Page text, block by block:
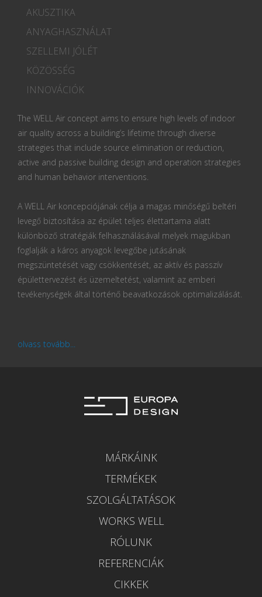
AKUSZTIKA
ANYAGHASZNÁLAT
SZELLEMI JÓLÉT
KÖZÖSSÉG
INNOVÁCIÓK
The WELL Air concept aims to ensure high levels of indoor
air quality across a building’s lifetime through diverse
strategies that include source elimination or reduction,
active and passive building design and operation strategies
and human behavior interventions.
A WELL Air koncepciójának célja a magas minőségű beltéri
levegő biztosítása az épület teljes élettartama alatt
különböző stratégiák felhasználásával melyek magukban
foglalják a káros anyagok levegőbe jutásának
megszüntetését vagy csökkentését, az aktív és passzív
épülettervezést és üzemeltetést, valamint az emberi
tevékenységek által történő beavatkozások optimalizálását.
olvass tovább...
MÁRKÁINK
TERMÉKEK
SZOLGÁLTATÁSOK
WORKS WELL
RÓLUNK
REFERENCIÁK
CIKKEK